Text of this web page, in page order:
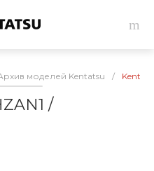
моделей Kentatsu /
/